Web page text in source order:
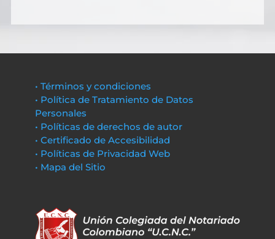
• Términos y condiciones
• Política de Tratamiento de Datos
Personales
• Políticas de derechos de autor
• Certificado de Accesibilidad
• Políticas de Privacidad Web
• Mapa del Sitio